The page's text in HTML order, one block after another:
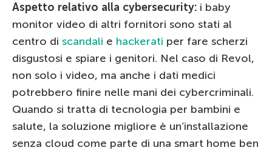
Aspetto relativo alla cybersecurity: i baby
monitor video di altri fornitori sono stati al
centro di scandali e hackerati per fare scherzi
disgustosi e spiare i genitori. Nel caso di Revol,
non solo i video, ma anche i dati medici
potrebbero finire nelle mani dei cybercriminali.
Quando si tratta di tecnologia per bambini e
salute, la soluzione migliore è un’installazione
senza cloud come parte di una smart home ben